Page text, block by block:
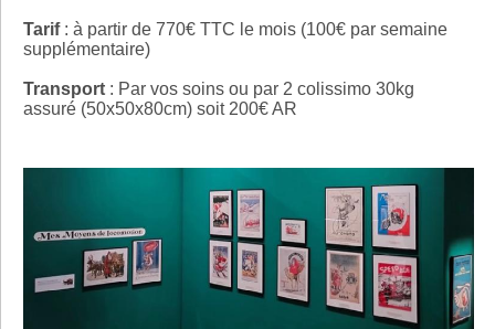
Tarif: à partir de 770€ TTC le mois (100€ par semaine
supplémentaire)
Transport : Par vos soins ou par 2 colissimo 30kg
assuré (50x50x80cm) soit 200€ AR